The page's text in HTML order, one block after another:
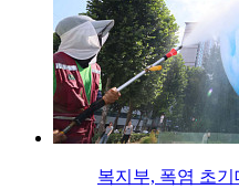
복지부, 폭염 초